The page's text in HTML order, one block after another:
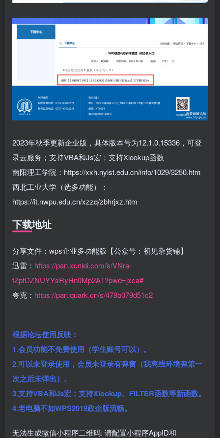
2023年秋季更新企业版 ，具体版本号为12.1.0.15336， 可登
录云服务； 支持VBA和Js宏；支持Xlookup函数
南阳理工学院：https://xxh.nyist.edu.cn/info/1029/3250.htm
西北工业大学（选多功能）：
https://it.nwpu.edu.cn/xzzq/zbhrjxz.htm
下载地址
分享文件：wps企业多功能版【公众号：初见杂货铺】
迅雷： https://pan.xunlei.com/s/VNra-
tZptDZNUYYsRyHn0Mp2A1?pwd=jxca#
夸克： https://pan.quark.cn/s/478b079d51c2
根据论坛使用反映：
1.会员功能不免费使用（学生账号可以）。
2.可以未登录使用，会员未登录有弹窗（我离线环境弹第一
次之后未弹出）。
3.支持VBA和Js宏；支持Xlookup、FILTER函数等新函数。
4.老电脑不如WPS2019政企版流畅。
无法生成微信小程序二维码: 请配置小程序AppID和